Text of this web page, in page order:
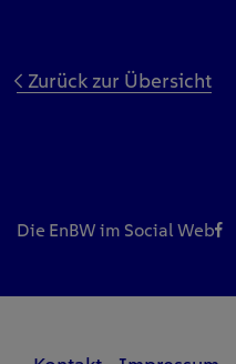
Zurück zur Übersicht
Die EnBW im Social Web